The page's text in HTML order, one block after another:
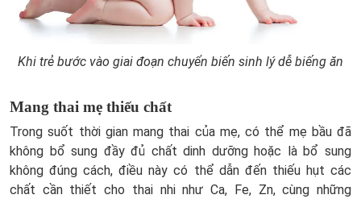
Khi trẻ bước vào giai đoạn chuyển biến sinh lý dễ biếng ăn
Mang thai mẹ thiếu chất
Trong suốt thời gian mang thai của mẹ, có thể mẹ bầu đã
không bổ sung đầy đủ chất dinh dưỡng hoặc là bổ sung
không đúng cách, điều này có thể dẫn đến thiếu hụt các
chất cần thiết cho thai nhi như Ca, Fe, Zn, cùng những